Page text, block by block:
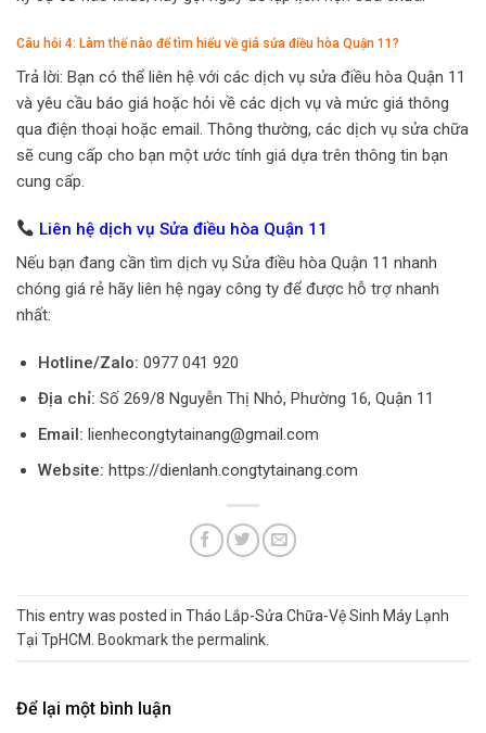
Câu hỏi 4: Làm thế nào để tìm hiểu về giá sửa điều hòa Quận 11?
Trả lời: Bạn có thể liên hệ với các dịch vụ sửa điều hòa Quận 11
và yêu cầu báo giá hoặc hỏi về các dịch vụ và mức giá thông
qua điện thoại hoặc email. Thông thường, các dịch vụ sửa chữa
sẽ cung cấp cho bạn một ước tính giá dựa trên thông tin bạn
cung cấp.
Liên hệ dịch vụ Sửa điều hòa Quận 11
Nếu bạn đang cần tìm dịch vụ Sửa điều hòa Quận 11 nhanh
chóng giá rẻ hãy liên hệ ngay công ty để được hỗ trợ nhanh
nhất:
Hotline/Zalo: 0977 041 920
Địa chỉ: Số 269/8 Nguyễn Thị Nhỏ, Phường 16, Quận 11
Email: lienhecongtytainang@gmail.com
Website: https://dienlanh.congtytainang.com
This entry was posted in Tháo Lắp-Sửa Chữa-Vệ Sinh Máy Lạnh
Tại TpHCM
. Bookmark the permalink
Để lại một bình luận